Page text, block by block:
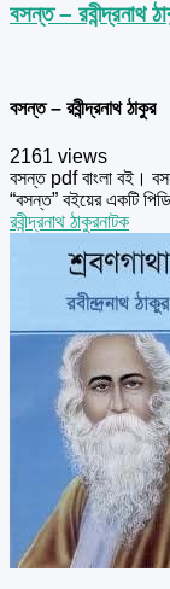
বসন্ত – রবীন্দ্রনাথ
বসন্ত – রবীন্দ্রনাথ ঠাকুর
2161 views
বসন্ত pdf বাংলা বই।
“বসন্ত” বইয়ের একটি
রবীন্দ্রনাথ ঠাকুরনাটক